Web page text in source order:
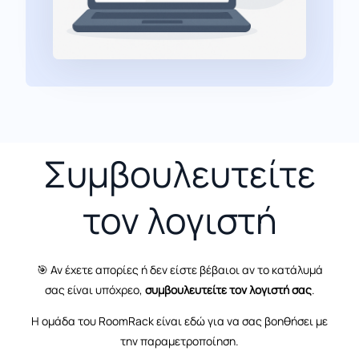
Συμβουλευτείτε
τον λογιστή
🎯 Αν έχετε απορίες ή δεν είστε βέβαιοι αν το κατάλυμά
σας είναι υπόχρεο, συμβουλευτείτε τον λογιστή σας.
Η ομάδα του RoomRack είναι εδώ για να σας βοηθήσει με
την παραμετροποίηση.